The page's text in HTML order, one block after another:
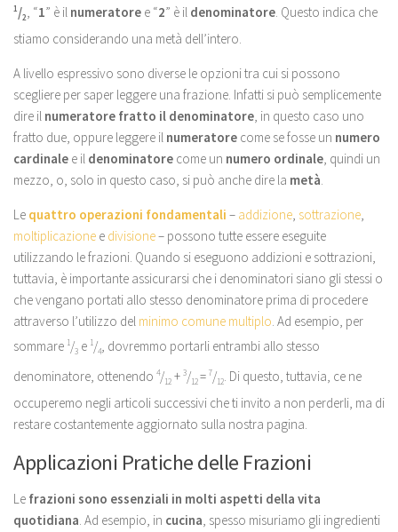
1/2 , “1” è il numeratore e “2” è il denominatore . Questo indica che
stiamo considerando una metà dell’intero.
A livello espressivo sono diverse le opzioni tra cui si possono
scegliere per saper leggere una frazione. Infatti si può semplicemente
dire il numeratore fratto il denominatore , in questo caso uno
fratto due, oppure leggere il numeratore come se fosse un numero
cardinale e il denominatore come un numero ordinale , quindi un
mezzo, o, solo in questo caso, si può anche dire la metà
Le quattro operazioni fondamentali – addizione sottrazione
moltiplicazione e divisione– possono tutte essere eseguite
utilizzando le frazioni. Quando si eseguono addizioni e sottrazioni,
tuttavia, è importante assicurarsi che i denominatori siano gli stessi o
che vengano portati allo stesso denominatore prima di procedere
attraverso l’utilizzo del minimo comune multiplo . Ad esempio, per
sommare 1/3 e 1/4
, dovremmo portarli entrambi allo stesso
denominatore, ottenendo 4/12 + 3/12= 7/12 . Di questo, tuttavia, ce ne
occuperemo negli articoli successivi che ti invito a non perderli, ma di
restare costantemente aggiornato sulla nostra pagina.
Applicazioni Pratiche delle Frazioni
Le frazioni sono essenziali in molti aspetti della vita
quotidiana . Ad esempio, in cucina , spesso misuriamo gli ingredienti